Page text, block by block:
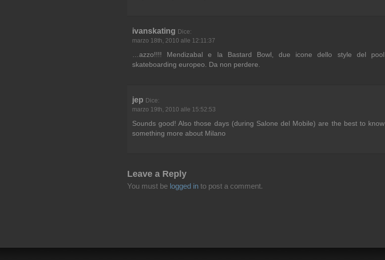
ivanskating Dice:
marzo 18th, 2010 alle 12:11:37
…azzo!!!! Mendizabal e la Bastard Bowl, due icone dello style del pool
skateboarding europeo. Da non perdere.
jep Dice:
marzo 19th, 2010 alle 15:52:53
Sounds good! Also those days (during Salone del Mobile) are the best to know
something more about Milano
Leave a Reply
You must be logged in to post a comment.